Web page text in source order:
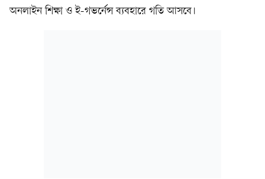
অনলাইন শিক্ষা ও ই-গভর্নেন্স ব্যবহারে গতি আসবে।